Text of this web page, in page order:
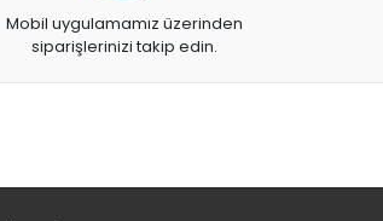
Mobil uygulamamız üzerinden
siparişlerinizi takip edin.